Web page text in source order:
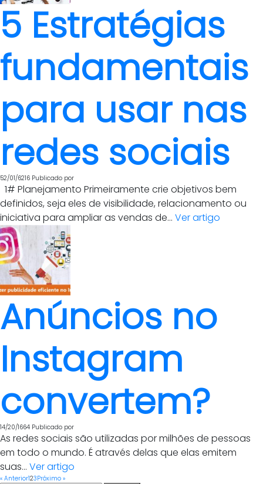
5 Estratégias
fundamentais
para usar nas
redes sociais
52/01/6216 Publicado por
1# Planejamento Primeiramente crie objetivos bem
definidos, seja eles de visibilidade, relacionamento ou
iniciativa para ampliar as vendas de... Ver artigo
Anúncios no
Instagram
convertem?
14/20/1664 Publicado por
As redes sociais são utilizadas por milhões de pessoas
em todo o mundo. É através delas que elas emitem
suas... Ver artigo
« Anterior123Próximo »